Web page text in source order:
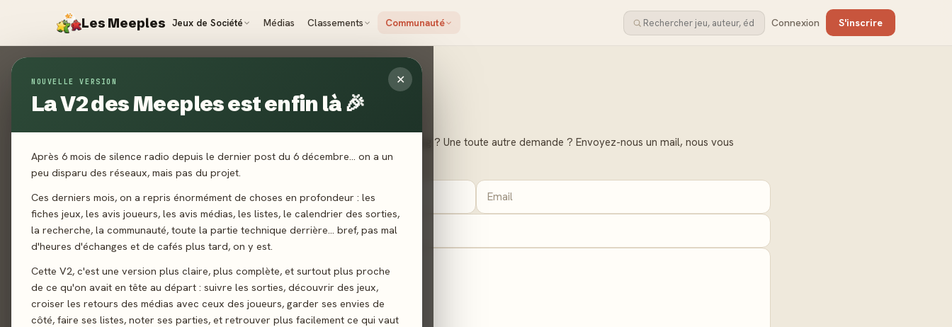
Les Meeples Jeux de Société Médias Classements Communauté Connexion S'inscrire
✕
NOUVELLE VERSION
La V2 des Meeples est enfin là 🎉
Après 6 mois de silence radio depuis le dernier post du 6 décembre… on a un
peu disparu des réseaux, mais pas du projet.
Ces derniers mois, on a repris énormément de choses en profondeur : les
fiches jeux, les avis joueurs, les avis médias, les listes, le calendrier des sorties,
la recherche, la communauté, toute la partie technique derrière… bref, pas mal
d'heures d'échanges et de cafés plus tard, on y est.
Cette V2, c'est une version plus claire, plus complète, et surtout plus proche
de ce qu'on avait en tête au départ : suivre les sorties, découvrir des jeux,
croiser les retours des médias avec ceux des joueurs, garder ses envies de
côté, faire ses listes, noter ses parties, et retrouver plus facilement ce qui vaut
Contact
ACCUEIL CONTACT
Un jeu non référencé ? Un média manquant ? Un bug ? Une toute autre demande ? Envoyez-nous un mail, nous vous
répondrons dans les plus brefs délais.